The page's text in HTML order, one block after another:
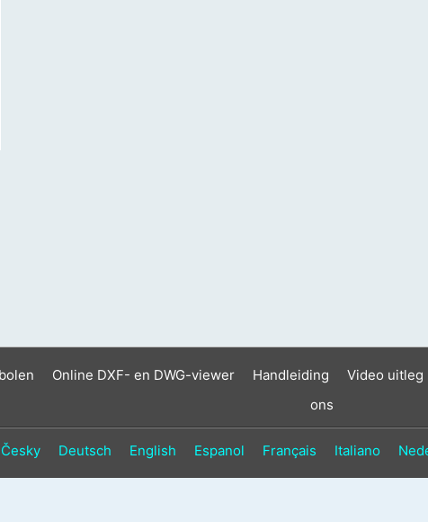
Online DXF- en DWG-viewer Handleiding Video uitleg
ons
Česky Deutsch English Espanol Français Italiano